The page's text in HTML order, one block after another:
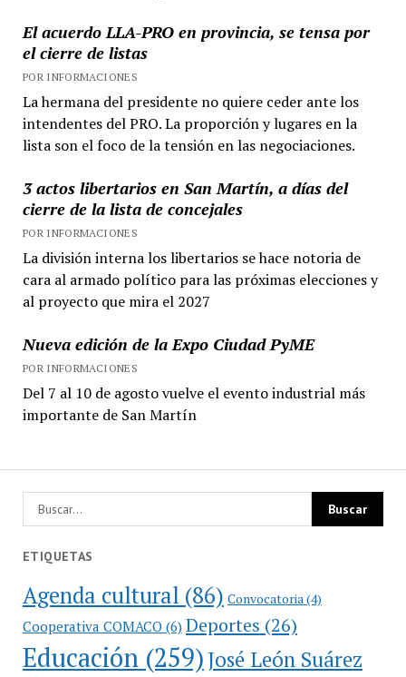
El acuerdo LLA-PRO en provincia, se tensa por
el cierre de listas
POR INFORMACIONES
La hermana del presidente no quiere ceder ante los
intendentes del PRO. La proporción y lugares en la
lista son el foco de la tensión en las negociaciones.
3 actos libertarios en San Martín, a días del
cierre de la lista de concejales
POR INFORMACIONES
La división interna los libertarios se hace notoria de
cara al armado político para las próximas elecciones y
al proyecto que mira el 2027
Nueva edición de la Expo Ciudad PyME
POR INFORMACIONES
Del 7 al 10 de agosto vuelve el evento industrial más
importante de San Martín
ETIQUETAS
Agenda cultural (86) Convocatoria (4)
Cooperativa COMACO(6) Deportes (26)
Educación(259)José León Suárez